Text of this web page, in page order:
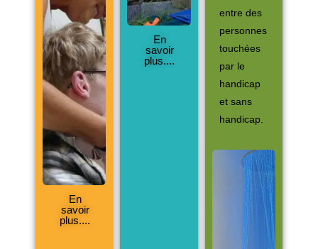
En
savoir
plus....
En
savoir
plus....
entre des
personnes
touchées
par le
handicap
et sans
handicap.